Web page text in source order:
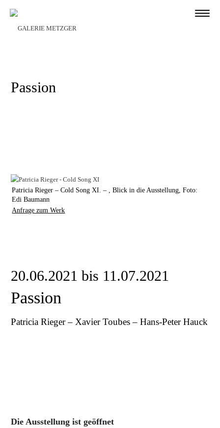
Passion
Patricia Rieger – Cold Song XI. – , Blick in die Ausstellung, Foto:
Edi Baumann
Anfrage zum Werk
20.06.2021 bis 11.07.2021
Passion
Patricia Rieger – Xavier Toubes – Hans-Peter Hauck
Die Ausstellung ist geöffnet